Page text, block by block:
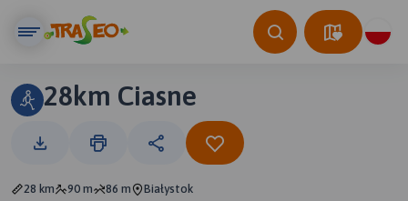
28km Ciasne
28 km 90 m 86 m Białystok